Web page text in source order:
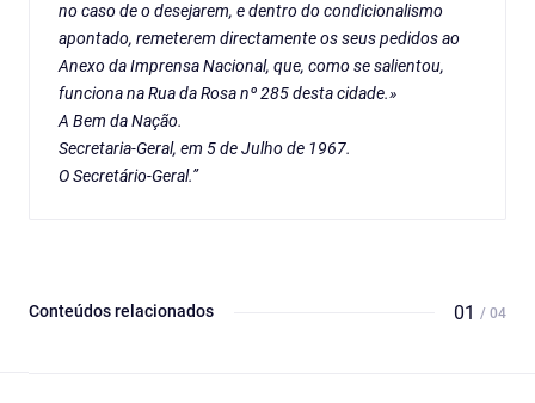
no caso de o desejarem, e dentro do condicionalismo
apontado, remeterem directamente os seus pedidos ao
Anexo da Imprensa Nacional, que, como se salientou,
funciona na Rua da Rosa nº 285 desta cidade.»
A Bem da Nação.
Secretaria-Geral, em 5 de Julho de 1967.
O Secretário-Geral.”
Conteúdos relacionados 01 / 04